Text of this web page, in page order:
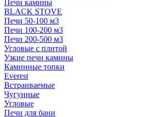
Печи камины
BLACK STOVE
Печи 50-100 м3
Печи 100-200 м3
Печи 200-500 м3
Угловые с плитой
Узкие печи камины
Каминные топки
Everest
Встраиваемые
Чугунные
Угловые
Печи для бани